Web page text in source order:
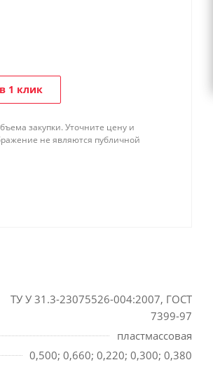
1 клик
закупки. Уточните цену и
не являются публичной
ТУ У 31.3-23075526-004:2007, ГОСТ
7399-97
пластмассовая
0,500; 0,660; 0,220; 0,300; 0,380